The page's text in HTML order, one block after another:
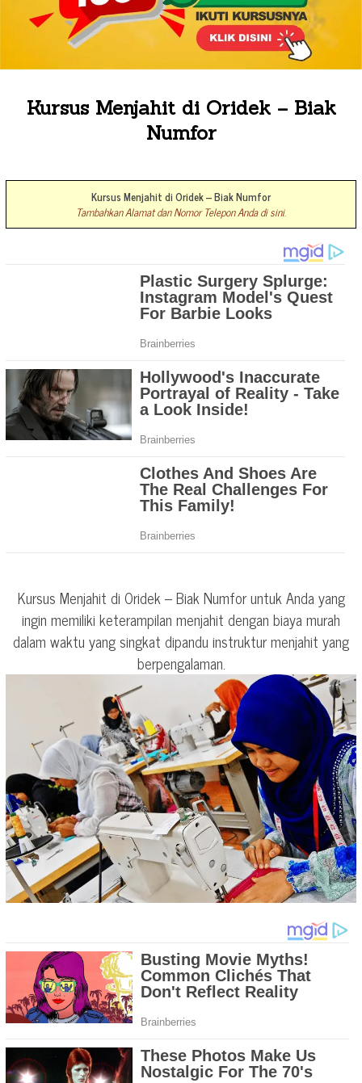
Kursus Menjahit di Oridek – Biak
Numfor
Kursus Menjahit di Oridek – Biak Numfor
Tambahkan Alamat dan Nomor Telepon Anda di sini.
Kursus Menjahit di Oridek – Biak Numfor untuk Anda yang
ingin memiliki keterampilan menjahit dengan biaya murah
dalam waktu yang singkat dipandu instruktur menjahit yang
berpengalaman.